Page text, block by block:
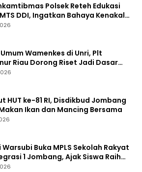
Polsek Reteh Edukasi
DDI, Ingatkan Bahaya Kenakalan
Wamenkes di Unri, Plt
Riau Dorong Riset Jadi Dasar
Kesehatan
HUT ke-81 RI, Disdikbud Jombang
Ikan dan Mancing Bersama
Buka MPLS Sekolah Rakyat
1 Jombang, Ajak Siswa Raih